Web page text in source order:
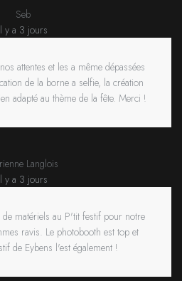
Seb
y a 3 jours
attentes et les a même dépassées
de la borne a selfie, la création
adapté au thème de la fête. Merci !
Langlois
y a 3 jours
matériels au P'tit festif pour notre
ravis. Le photobooth est top et
de Eybens l'est également !